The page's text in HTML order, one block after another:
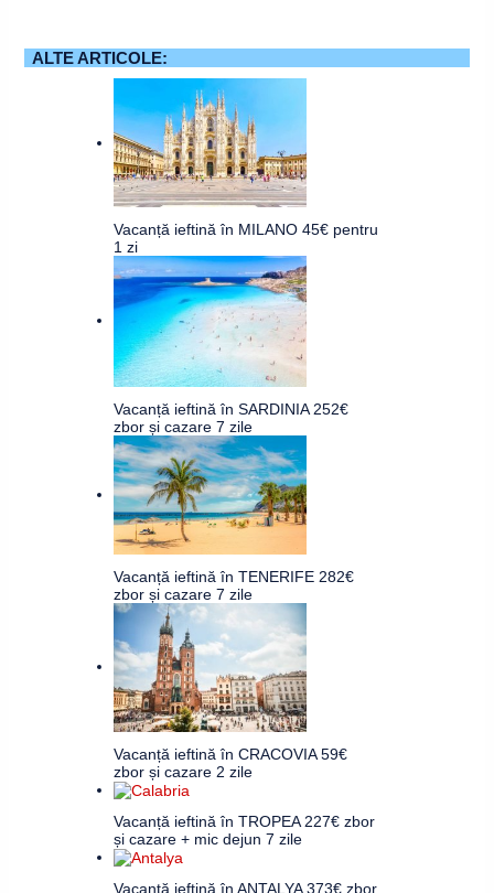
ALTE ARTICOLE:
Vacanță ieftină în MILANO 45€ pentru
1 zi
Vacanță ieftină în SARDINIA 252€
zbor și cazare 7 zile
Vacanță ieftină în TENERIFE 282€
zbor și cazare 7 zile
Vacanță ieftină în CRACOVIA 59€
zbor și cazare 2 zile
Vacanță ieftină în TROPEA 227€ zbor
și cazare + mic dejun 7 zile
Vacanță ieftină în ANTALYA 373€ zbor